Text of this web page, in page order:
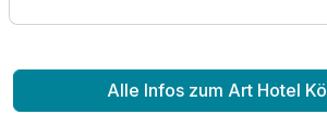
Alle Infos zum Art Hotel